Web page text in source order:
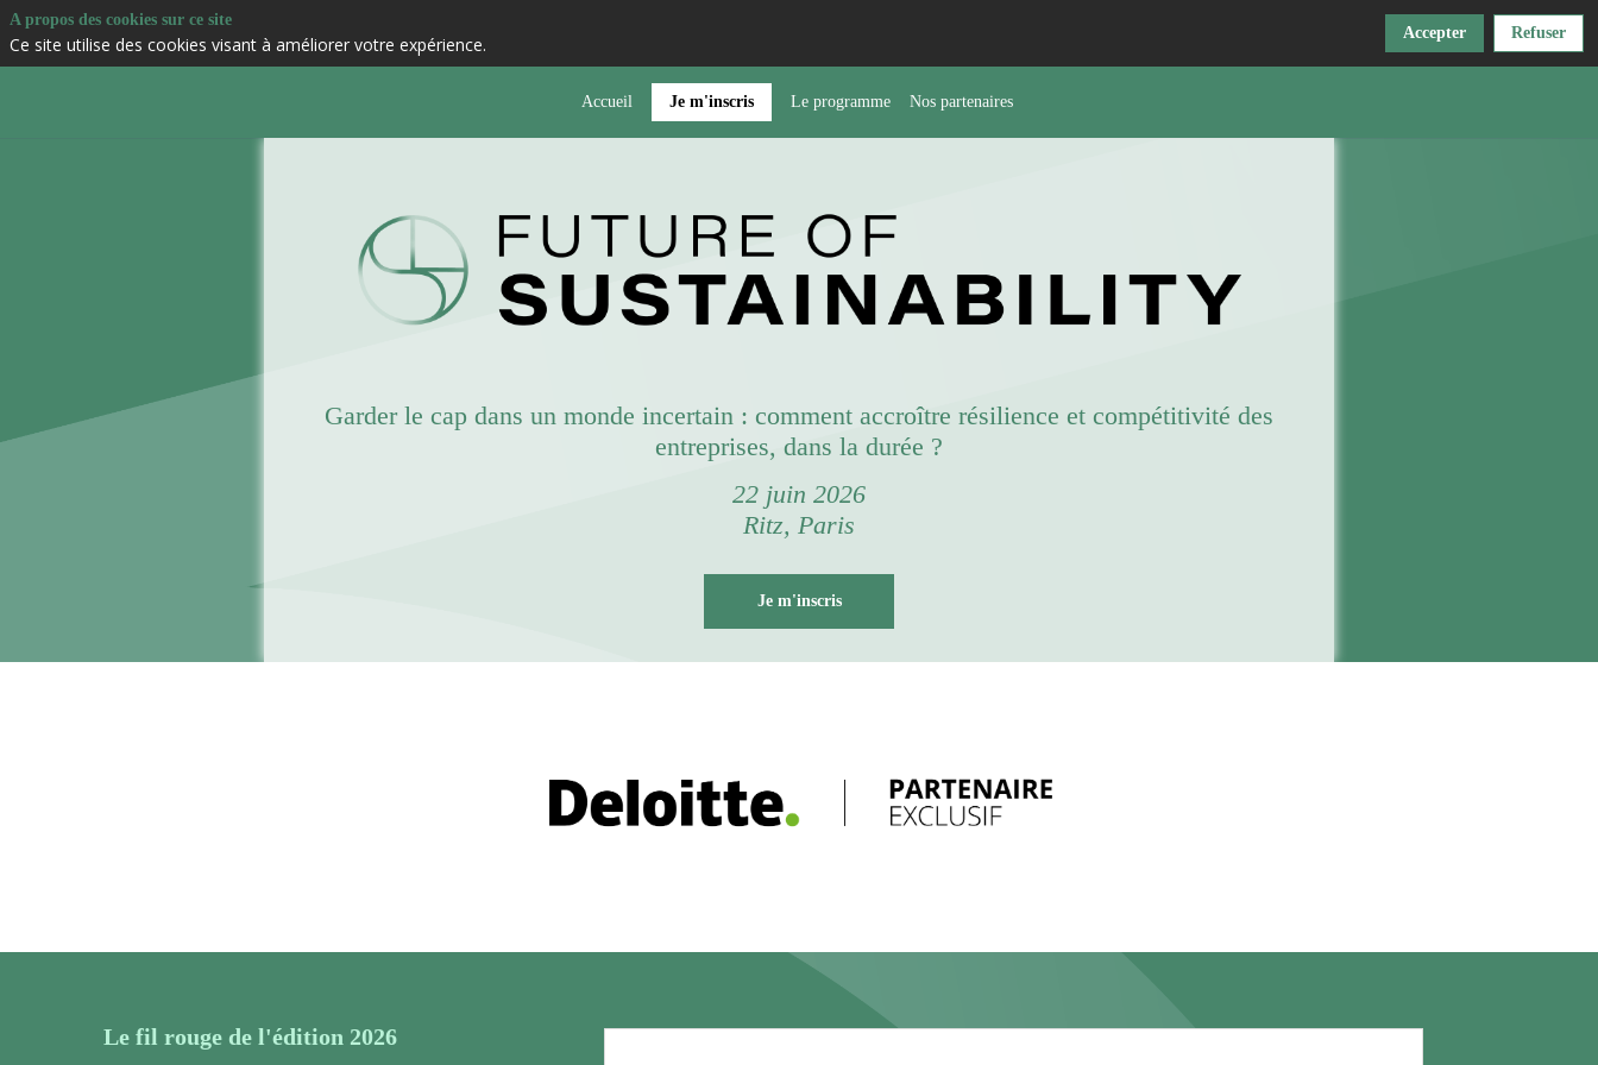
Accueil Je m'inscris Le programme Nos partenaires
Garder le cap dans un monde incertain : comment accroître résilience et compétitivité des
entreprises, dans la durée ?
22 juin 2026
Ritz, Paris
Je m'inscris
Le fil rouge de l'édition 2026
A propos des cookies sur ce site
Ce site utilise des cookies visant à améliorer votre expérience.
Accepter Refuser